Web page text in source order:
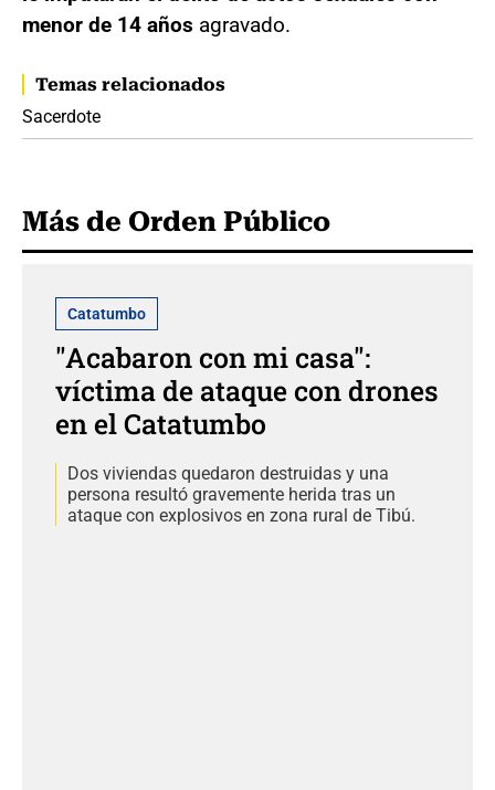
menor de 14 años agravado.
Temas relacionados
Sacerdote
Más de Orden Público
Catatumbo
"Acabaron con mi casa":
víctima de ataque con drones
en el Catatumbo
Dos viviendas quedaron destruidas y una
persona resultó gravemente herida tras un
ataque con explosivos en zona rural de Tibú.